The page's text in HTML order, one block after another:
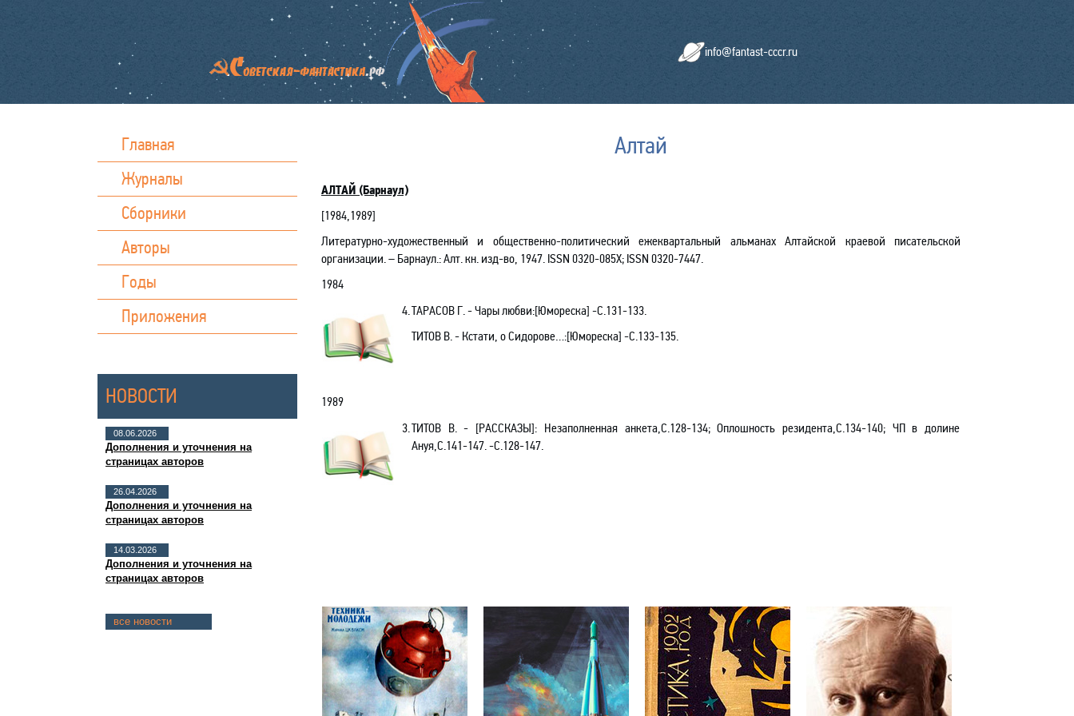
info@fantast-cccr.ru
Главная
Журналы
Сборники
Авторы
Годы
Приложения
НОВОСТИ
08.06.2026
Дополнения и уточнения на
страницах авторов
26.04.2026
Дополнения и уточнения на
страницах авторов
14.03.2026
Дополнения и уточнения на
страницах авторов
все новости
Алтай
АЛТАЙ (Барнаул)
[1984,1989]
Литературно-художественный и общественно-политический ежеквартальный альманах Алтайской краевой писательской
организации. – Барнаул.: Алт. кн. изд-во, 1947. ISSN 0320-085Х; ISSN 0320-7447.
1984
4.ТАРАСОВ Г. - Чары любви:[Юмореска] -С.131-133.
ТИТОВ В. - Кстати, о Сидорове…:[Юмореска] -С.133-135.
1989
3.ТИТОВ В. - [РАССКАЗЫ]: Незаполненная анкета,С.128-134; Оплошность резидента,С.134-140; ЧП в долине
Ануя,С.141-147. -С.128-147.